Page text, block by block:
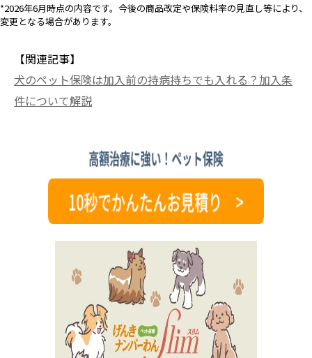
*2026年6月時点の内容です。今後の商品改定や保険料率の見直し等により、
変更となる場合があります。
【関連記事】
犬のペット保険は加入前の持病持ちでも入れる？加入条
件について解説